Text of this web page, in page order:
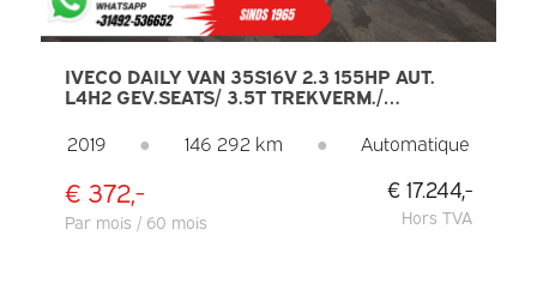
IVECO DAILY VAN 35S16V 2.3 155HP AUT.
L4H2 GEV.SEATS/ 3.5T TREKVERM./
CLIMATE/ CRUISE
2019 ● 146 292 km ● Automatique
€ 372,-
Par mois / 60 mois
€ 17.244,-
Hors TVA